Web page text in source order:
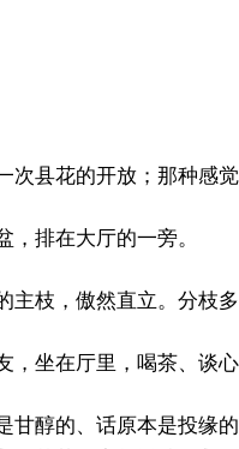
次县花的开放；那种感觉
排在大厅的一旁。
主枝，傲然直立。分枝
，坐在厅里，喝茶、谈心
甘醇的、话原本是投缘